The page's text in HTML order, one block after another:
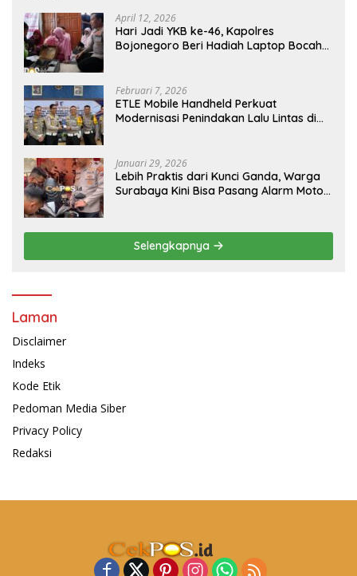
April 12, 2026
Hari Jadi YKB ke-46, Kapolres
Bojonegoro Beri Hadiah Laptop Bocah
Februari 7, 2026
ETLE Mobile Handheld Perkuat
Modernisasi Penindakan Lalu Lintas di
Januari 29, 2026
Lebih Praktis dari Kunci Ganda, Warga
Surabaya Kini Bisa Pasang Alarm Motor
Selengkapnya
Laman
Disclaimer
Indeks
Kode Etik
Pedoman Media Siber
Privacy Policy
Redaksi